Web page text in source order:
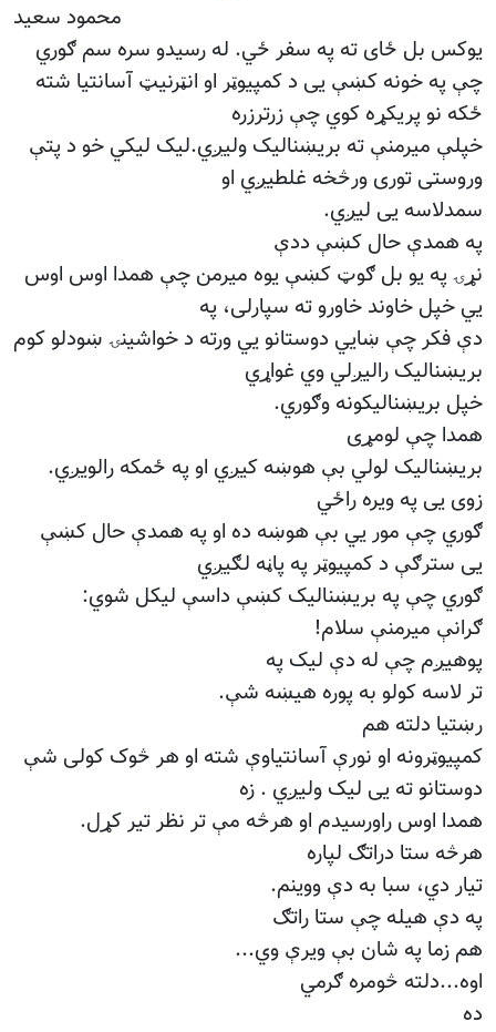
محمود سعید
یوکس بل ځای ته په سفر ځي. له رسیدو سره سم ګوري
چې په خونه کښې یی د کمپیوټر او انټرنیټ آسانتیا شته
ځکه نو پریکړه کوي چې زرترزره
خپلې میرمنې ته بریښنالیک ولیږي.لیک لیکي خو د پتې
وروستی توری ورڅخه غلطیږي او
سمدلاسه یی لیږي.
په همدې حال کښې ددې
نړۍ په یو بل ګوټ کښې یوه میرمن چې همدا اوس اوس
يي خپل خاوند خاورو ته سپارلی، په
دې فکر چې ښایي دوستانو یي ورته د خواشینۍ ښودلو کوم
بریښنالیک رالیږلي وي غواړي
خپل بريښنالیکونه وګوري.
همدا چې لومړی
بریښنالیک لولي بې هوښه کیږي او په ځمکه رالویږي.
زوی یی په ویره راځي
ګوري چې مور يي بې هوښه ده او په همدې حال کښې
یی سترګې د کمپیوټر په پاڼه لګیږي
ګوري چې په بریښنالیک کښې داسې لیکل شوي:
ګرانې میرمنې سلام!
پوهیږم چې له دې لیک په
تر لاسه کولو به پوره هیښه شې.
رښتیا دلته هم
کمپیوټرونه او نورې آسانتیاوې شته او هر څوک کولی شې
دوستانو ته یی لیک ولیږي . زه
همدا اوس راورسیدم او هرڅه مې تر نظر تیر کړل.
هرڅه ستا دراتګ لپاره
تیار دي، سبا به دې ووینم.
په دې هیله چې ستا راتګ
هم زما په شان بې ویرې وي...
اوه...دلته څومره ګرمي
ده